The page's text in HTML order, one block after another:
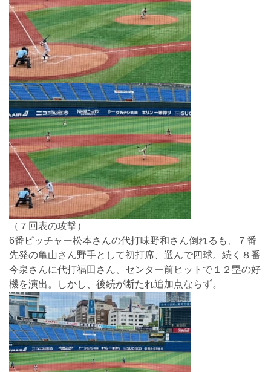
（７回表の攻撃）
6番ピッチャー松本さんの代打味野和さん倒れるも、７番
先発の亀山さん野手として初打席、選んで四球。続く８番
今泉さんに代打福田さん、センター前ヒットで１２塁の好
機を演出。しかし、後続が断たれ追加点ならず。